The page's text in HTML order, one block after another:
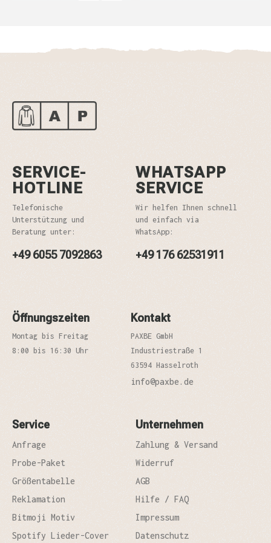
SERVICE-
HOTLINE
Telefonische
Unterstützung und
Beratung unter:
+49 6055 7092863
WHATSAPP
SERVICE
Wir helfen Ihnen schnell
und einfach via
WhatsApp:
+49 176 62531911
Öffnungszeiten
Montag bis Freitag
8:00 bis 16:30 Uhr
Kontakt
PAXBE GmbH
Industriestraße 1
63594 Hasselroth
info@paxbe.de
Service
Anfrage
Probe-Paket
Größentabelle
Reklamation
Bitmoji Motiv
Spotify Lieder-Cover
Unternehmen
Zahlung & Versand
Widerruf
AGB
Hilfe / FAQ
Impressum
Datenschutz